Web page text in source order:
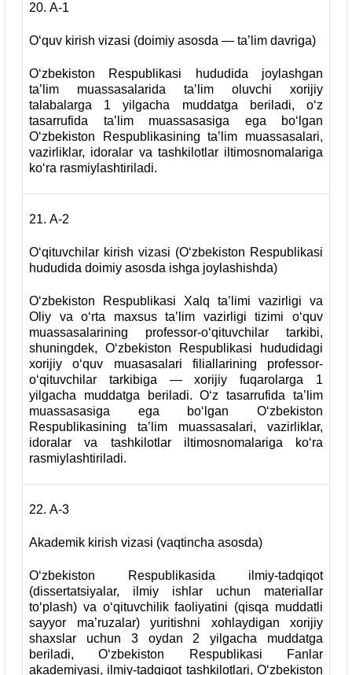
20. А-1
O‘quv kirish vizasi (doimiy asosda — ta’lim davriga)
O‘zbekiston Respublikasi hududida joylashgan
ta’lim muassasalarida ta’lim oluvchi xorijiy
talabalarga 1 yilgacha muddatga beriladi, o‘z
tasarrufida ta’lim muassasasiga ega bo‘lgan
O‘zbekiston Respublikasining ta’lim muassasalari,
vazirliklar, idoralar va tashkilotlar iltimosnomalariga
ko‘ra rasmiylashtiriladi.
21. А-2
O‘qituvchilar kirish vizasi (O‘zbekiston Respublikasi
hududida doimiy asosda ishga joylashishda)
O‘zbekiston Respublikasi Xalq ta’limi vazirligi va
Oliy va o‘rta maxsus ta’lim vazirligi tizimi o‘quv
muassasalarining professor-o‘qituvchilar tarkibi,
shuningdek, O‘zbekiston Respublikasi hududidagi
xorijiy o‘quv muasasalari filiallarining professor-
o‘qituvchilar tarkibiga — xorijiy fuqarolarga 1
yilgacha muddatga beriladi. O‘z tasarrufida ta’lim
muassasasiga ega bo‘lgan O‘zbekiston
Respublikasining ta’lim muassasalari, vazirliklar,
idoralar va tashkilotlar iltimosnomalariga ko‘ra
rasmiylashtiriladi.
22. А-3
Akademik kirish vizasi (vaqtincha asosda)
O‘zbekiston Respublikasida ilmiy-tadqiqot
(dissertatsiyalar, ilmiy ishlar uchun materiallar
to‘plash) va o‘qituvchilik faoliyatini (qisqa muddatli
sayyor ma’ruzalar) yuritishni xohlaydigan xorijiy
shaxslar uchun 3 oydan 2 yilgacha muddatga
beriladi, O‘zbekiston Respublikasi Fanlar
akademiyasi, ilmiy-tadqiqot tashkilotlari, O‘zbekiston